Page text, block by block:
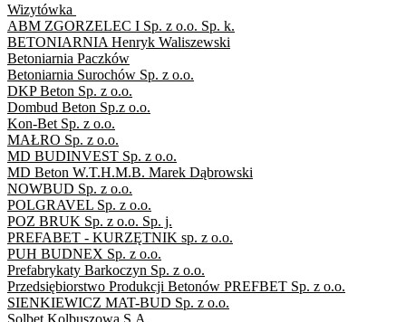
Wizytówka
ABM ZGORZELEC I Sp. z o.o. Sp. k.
BETONIARNIA Henryk Waliszewski
Betoniarnia Paczków
Betoniarnia Surochów Sp. z o.o.
DKP Beton Sp. z o.o.
Dombud Beton Sp.z o.o.
Kon-Bet Sp. z o.o.
MAŁRO Sp. z o.o.
MD BUDINVEST Sp. z o.o.
MD Beton W.T.H.M.B. Marek Dąbrowski
NOWBUD Sp. z o.o.
POLGRAVEL Sp. z o.o.
POZ BRUK Sp. z o.o. Sp. j.
PREFABET - KURZĘTNIK sp. z o.o.
PUH BUDNEX Sp. z o.o.
Prefabrykaty Barkoczyn Sp. z o.o.
Przedsiębiorstwo Produkcji Betonów PREFBET Sp. z o.o.
SIENKIEWICZ MAT-BUD Sp. z o.o.
Solbet Kolbuszowa S.A.